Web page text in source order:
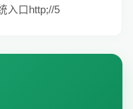
入口http;//5